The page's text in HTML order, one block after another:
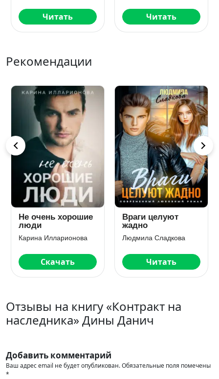
Читать Читать
Рекомендации
Не очень хорошие
люди
Карина Илларионова
Скачать
Враги целуют
жадно
Людмила Сладкова
Читать
Отзывы на книгу «Контракт на
наследника» Дины Данич
Добавить комментарий
Ваш адрес email не будет опубликован.Обязательные поля помечены
*